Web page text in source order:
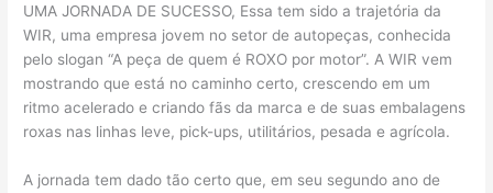
UMA JORNADA DE SUCESSO, Essa tem sido a trajetória da
WIR, uma empresa jovem no setor de autopeças, conhecida
pelo slogan “A peça de quem é ROXO por motor”. A WIR vem
mostrando que está no caminho certo, crescendo em um
ritmo acelerado e criando fãs da marca e de suas embalagens
roxas nas linhas leve, pick-ups, utilitários, pesada e agrícola.
A jornada tem dado tão certo que, em seu segundo ano de